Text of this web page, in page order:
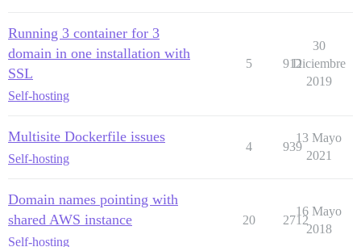
Running 3 container for 3
domain in one installation with
SSL
Self-hosting
5 912
30
Diciembre
2019
Multisite Dockerfile issues
Self-hosting
4 939
13 Mayo
2021
Domain names pointing with
shared AWS instance
Self-hosting
20 2712
16 Mayo
2018